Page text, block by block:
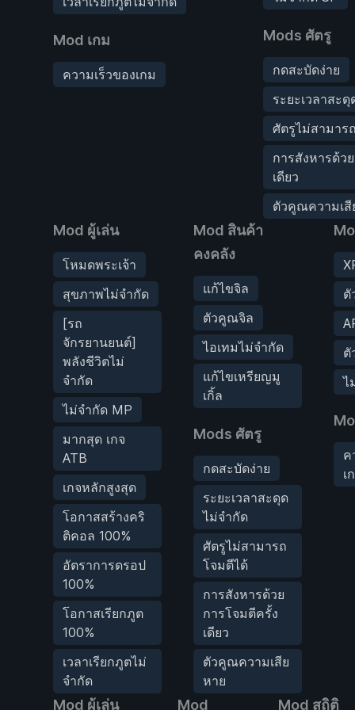
Mod เกม
ความเร็วของเกม
Mods ศัตรู
กดสะบัดง่าย
ระยะเวลาสะ
ศัตรูไม่สามาร
การสังหารด้ว
เดียว
ตัวคูณความเสี
Mod ผู้เล่น
โหมดพระเจ้า
สุขภาพไม่จำกัด
[รถ
จักรยานยนต์]
พลังชีวิตไม่
จำกัด
ไม่จำกัด MP
มากสุด เกจ
ATB
เกจหลักสูงสุด
โอกาสสร้างคริ
ติคอล 100%
อัตราการดรอป
100%
โอกาสเรียกภูต
100%
เวลาเรียกภูตไม่
จำกัด
Mod สินค้า
คงคลัง
แก้ไขจิล
ตัวคูณจิล
ไอเทมไม่จำกัด
แก้ไขเหรียญมู
เกิ้ล
Mods ศัตรู
กดสะบัดง่าย
ระยะเวลาสะดุด
ไม่จำกัด
ศัตรูไม่สามารถ
โจมตีได้
การสังหารด้วย
การโจมตีครั้ง
เดียว
ตัวคูณความเสีย
หาย
ตั
ตั
ไ
ค
เ
Mod ผู้เล่น Mod Mod สถิติ